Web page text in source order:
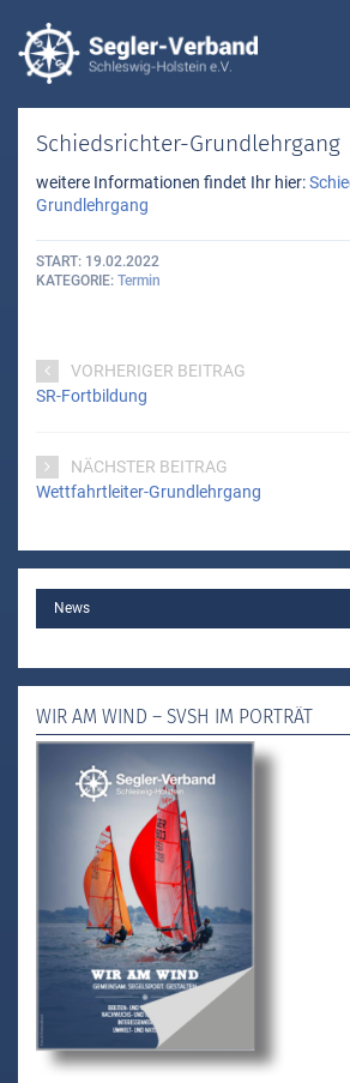
Schiedsrichter-Grundlehrgang
weitere Informationen findet Ihr hier:
Grundlehrgang
START 19.02.2022
KATEGORIE Termin
VORHERIGER BEITRAG
SR-Fortbildung
NÄCHSTER BEITRAG
Wettfahrtleiter-Grundlehrgang
MAINNews
WIR AM WIND – SVSH IM PORTRÄT